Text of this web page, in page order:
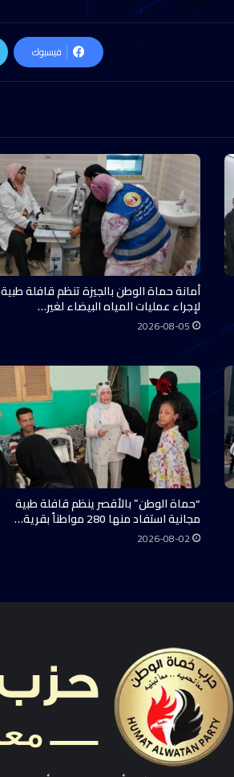
فيسبوك
أمانة حماة الوطن بالجيزة تنظم قافلة طبية
لإجراء عمليات المياه البيضاء لغير…
2026-08-05
“حماة الوطن” بالأقصر ينظم قافلة طبية
مجانية استفاد منها 280 مواطناً بقرية…
2026-08-02